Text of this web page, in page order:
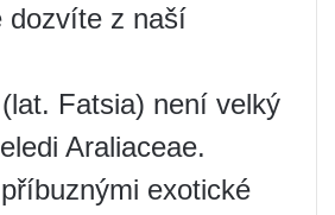
dozvíte z naší
Fatsia) není velký
Araliaceae.
exotické